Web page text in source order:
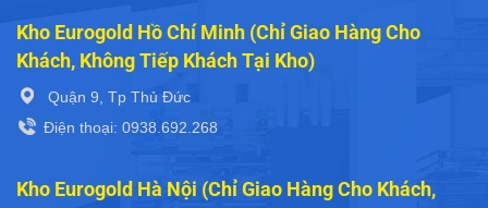
Kho Eurogold Hồ Chí Minh (Chỉ Giao Hàng Cho
Khách, Không Tiếp Khách Tại Kho)
Quận 9, Tp Thủ Đức
Điện thoại: 0938.692.268
Kho Eurogold Hà Nội (Chỉ Giao Hàng Cho Khách,